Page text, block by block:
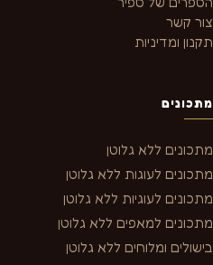
צור קשר
תקנון ומדיניות
מתכונים
מתכונים ללא גלוטן
מתכונים לעוגות ללא גלוטן
מתכונים לעוגיות ללא גלוטן
מתכונים למאפים ללא גלוטן
בישולים ומלוחים ללא גלוטן